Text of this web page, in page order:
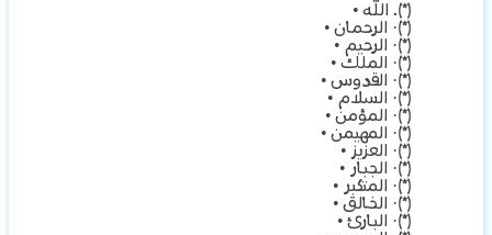
(*). الله •
(*)· الرحمان •
(*)· الرحيم •
(*)· الملك •
(*)· القدوس •
(*)· السلام •
(*)· المؤمن •
(*)· المهيمن •
(*)· العزيز •
(*)· الجبار •
(*)· المتكبر •
(*)· الخالق •
(*)· البارئ •